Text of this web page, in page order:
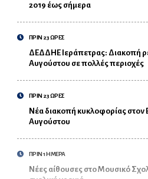
2019 έως σήμερα
ΠΡΙΝ 23 ΩΡΕΣ
ΔΕΔΔΗΕ Ιεράπετρας: Διακοπή
Αυγούστου σε πολλές περιοχές
ΠΡΙΝ 23 ΩΡΕΣ
Νέα διακοπή κυκλοφορίας στον
Αυγούστου
ΠΡΙΝ 1 ΗΜΕΡΑ
Νέες αίθουσες στο Μουσικό